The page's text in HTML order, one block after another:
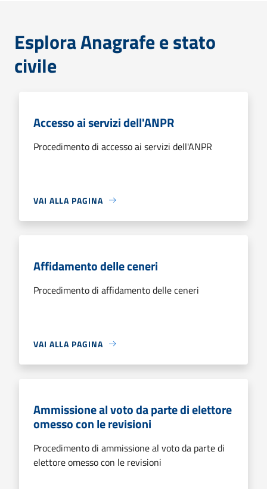
Esplora Anagrafe e stato
civile
Accesso ai servizi dell'ANPR
Procedimento di accesso ai servizi dell'ANPR
VAI ALLA PAGINA
Affidamento delle ceneri
Procedimento di affidamento delle ceneri
VAI ALLA PAGINA
Ammissione al voto da parte di elettore
omesso con le revisioni
Procedimento di ammissione al voto da parte di
elettore omesso con le revisioni